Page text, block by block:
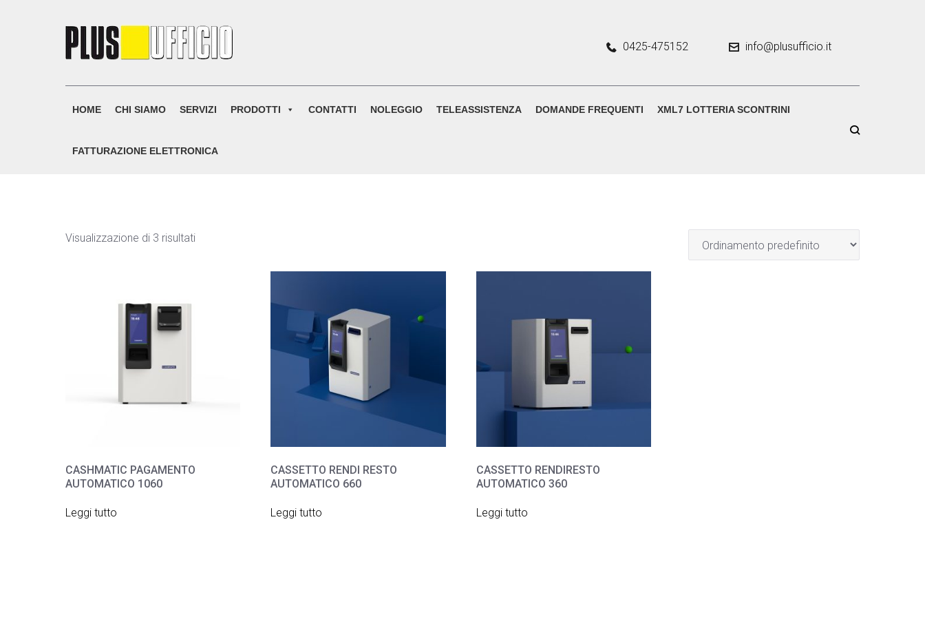
0425-475152 info@plusufficio.it
HOME CHI SIAMO SERVIZI PRODOTTI CONTATTI NOLEGGIO TELEASSISTENZA DOMANDE FREQUENTI XML7 LOTTERIA SCONTRINI
FATTURAZIONE ELETTRONICA
Visualizzazione di 3 risultati
CASHMATIC PAGAMENTO
AUTOMATICO 1060
Leggi tutto
CASSETTO RENDI RESTO
AUTOMATICO 660
Leggi tutto
CASSETTO RENDIRESTO
AUTOMATICO 360
Leggi tutto